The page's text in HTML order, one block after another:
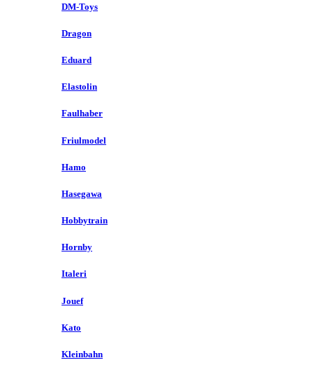
DM-Toys
Dragon
Eduard
Elastolin
Faulhaber
Friulmodel
Hamo
Hasegawa
Hobbytrain
Hornby
Italeri
Jouef
Kato
Kleinbahn